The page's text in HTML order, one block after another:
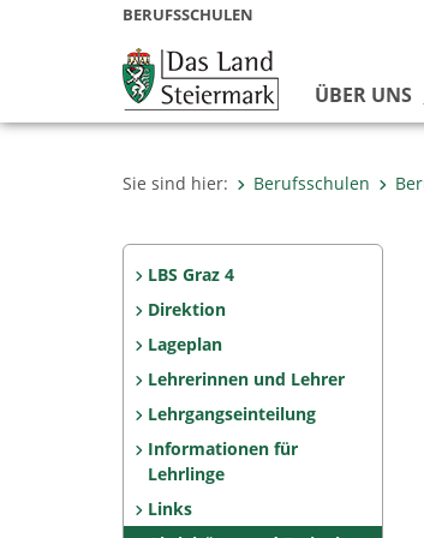
BERUFSSCHULEN
ÜBER UNS
Sie sind hier: Berufsschulen
LBS Graz 4
Direktion
Lageplan
Lehrerinnen und Lehrer
Lehrgangseinteilung
Informationen für
Lehrlinge
Links